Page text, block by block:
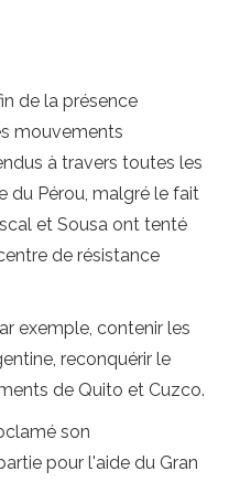
de la présence
mouvements
à travers toutes les
du Pérou, malgré le fait
et Sousa ont tenté
de résistance
exemple, contenir les
reconquérir le
de Quito et Cuzco.
son
pour l'aide du Gran